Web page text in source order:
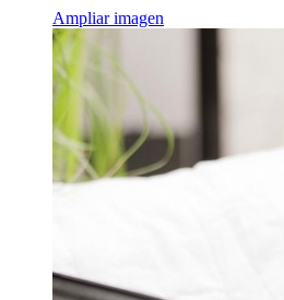
Ampliar imagen